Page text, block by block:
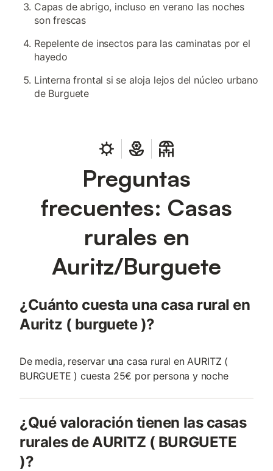
Capas de abrigo, incluso en verano las noches
son frescas
Repelente de insectos para las caminatas por el
hayedo
Linterna frontal si se aloja lejos del núcleo urbano
de Burguete
Preguntas
frecuentes: Casas
rurales en
Auritz/Burguete
¿Cuánto cuesta una casa rural en
Auritz ( burguete )?
De media, reservar una casa rural en AURITZ (
BURGUETE ) cuesta 25€ por persona y noche
¿Qué valoración tienen las casas
rurales de AURITZ ( BURGUETE
)?